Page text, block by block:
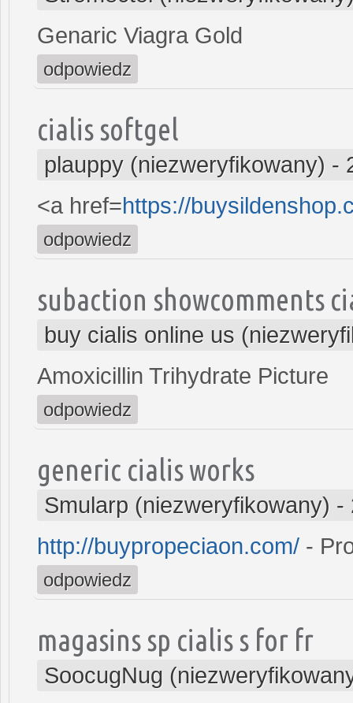
Genaric Viagra Gold
odpowiedz
cialis softgel
plauppy (niezweryfikowany) -
<a href=https://
odpowiedz
subaction showcomments
buy cialis online us
Amoxicillin Trihydrate Picture
odpowiedz
generic cialis works
Smularp (niezweryfikowany) -
http://buypropeciaon.com/ -
odpowiedz
magasins sp cialis s for fr
SoocugNug